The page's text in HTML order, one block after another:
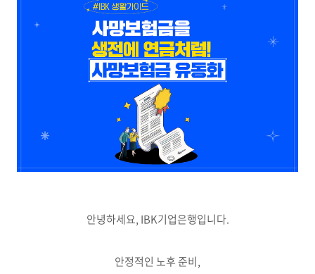
안녕하세요, IBK기업은행입니다.
안정적인 노후 준비,